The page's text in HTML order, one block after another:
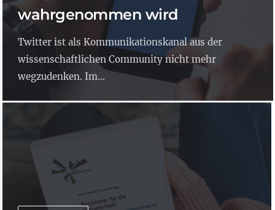
wahrgenommen wird
Twitter ist als Kommunikationskanal aus der
wissenschaftlichen Community nicht mehr
wegzudenken. Im...